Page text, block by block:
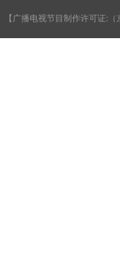
【广播电视节目制作许可证: